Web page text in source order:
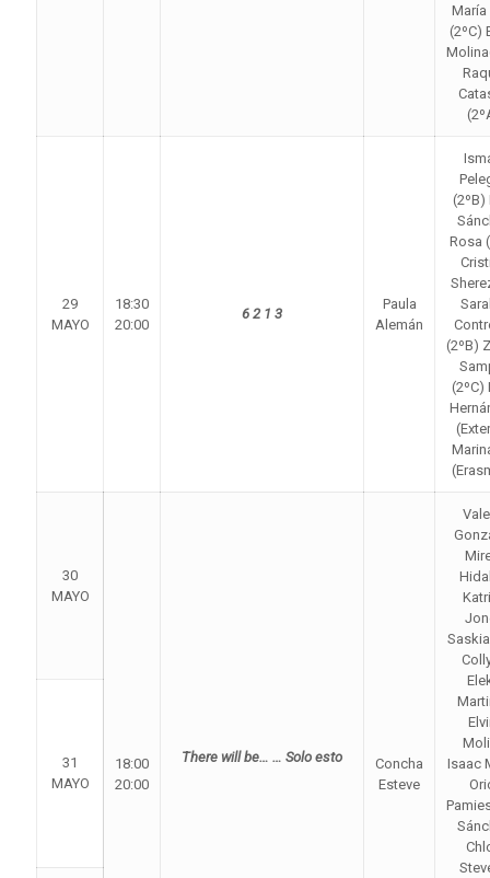
María
(2ºC)
29
MAYO
18:30
20:00
6 2 1 3
Paula
Alemán
(2ºB)
Rosa
(2ºB)
(2ºC)
30
MAYO
18:00
20:00
There will be… … Solo esto
Concha
Esteve
Isaac
31
MAYO